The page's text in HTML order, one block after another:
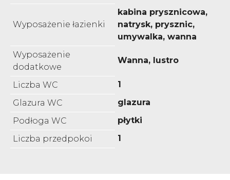
Wyposażenie łazienki
kabina prysznicowa,
natrysk, prysznic,
umywalka, wanna
Wyposażenie
dodatkowe
Wanna, lustro
Liczba WC
1
Glazura WC
glazura
Podłoga WC
płytki
Liczba przedpokoi
1